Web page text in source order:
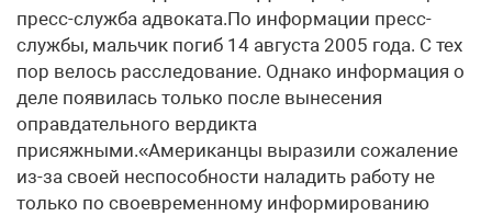
пресс-служба адвоката.По информации пресс-
службы, мальчик погиб 14 августа 2005 года. С тех
пор велось расследование. Однако информация о
деле появилась только после вынесения
оправдательного вердикта
присяжными.«Американцы выразили сожаление
из-за своей неспособности наладить работу не
только по своевременному информированию